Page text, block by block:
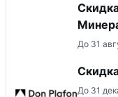
До 31
До 31